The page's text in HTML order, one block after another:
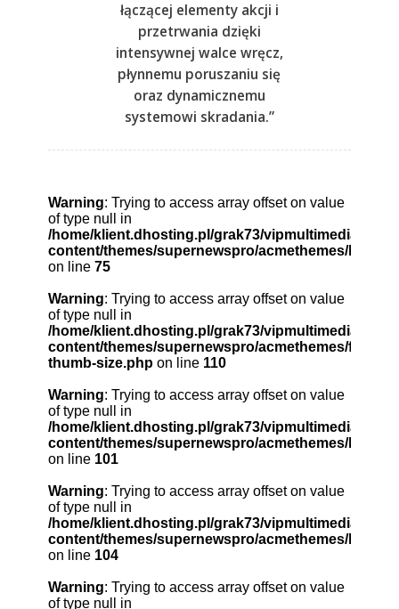
łączącej elementy akcji i
przetrwania dzięki
intensywnej walce wręcz,
płynnemu poruszaniu się
oraz dynamicznemu
systemowi skradania.”